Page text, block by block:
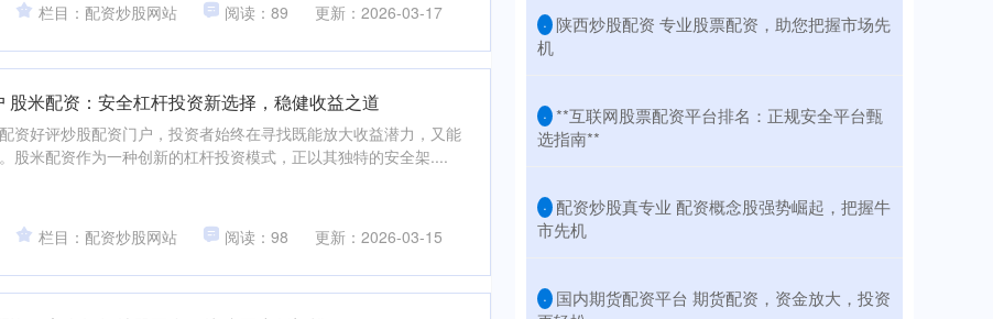
栏目：配资炒股网站 阅读：89 更新：2026-03-17
股米配资：安全杠杆投资新选择，稳健收益之道
资好评炒股配资门户，投资者始终在寻找既能放大收益潜力，又能
股米配资作为一种创新的杠杆投资模式，正以其独特的安全架....
栏目：配资炒股网站 阅读：98 更新：2026-03-15
· ​陕西炒股配资 专业股票配资，助您把握市场先
机
· ​**互联网股票配资平台排名：正规安全平台甄
选指南**
· ​配资炒股真专业 配资概念股强势崛起，把握牛
市先机
· ​国内期货配资平台 期货配资，资金放大，投资